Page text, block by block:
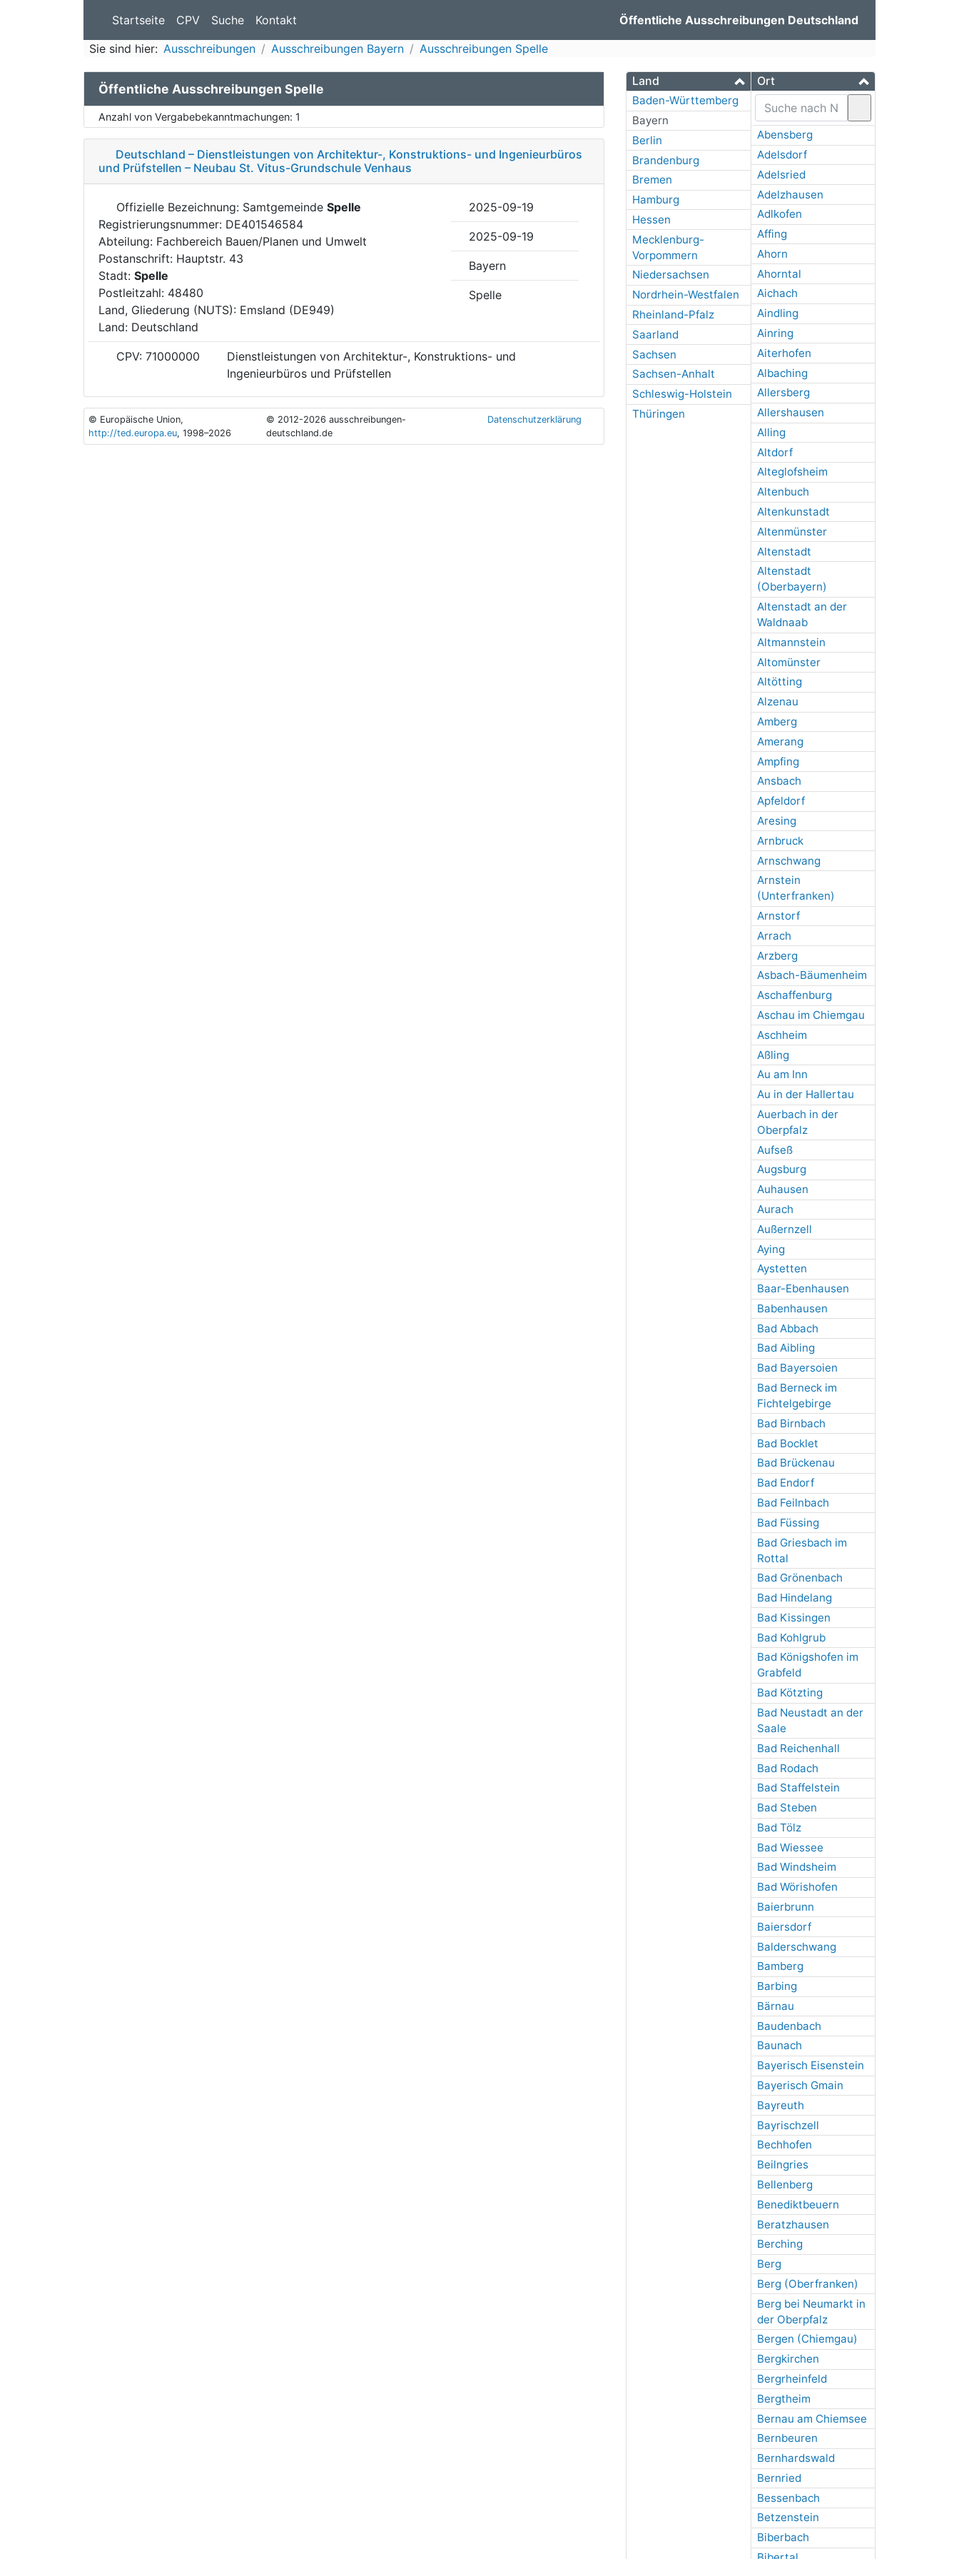
Startseite CPV Suche Kontakt Öffentliche Ausschreibungen Deutschland
Sie sind hier: Ausschreibungen Ausschreibungen Bayern Ausschreibungen Spelle
Land
Baden-Württemberg
Bayern
Berlin
Brandenburg
Bremen
Hamburg
Hessen
Mecklenburg-
Vorpommern
Niedersachsen
Nordrhein-Westfalen
Rheinland-Pfalz
Saarland
Sachsen
Sachsen-Anhalt
Schleswig-Holstein
Thüringen
Ort
Abensberg
Adelsdorf
Adelsried
Adelzhausen
Adlkofen
Affing
Ahorn
Ahorntal
Aichach
Aindling
Ainring
Aiterhofen
Albaching
Allersberg
Allershausen
Alling
Altdorf
Alteglofsheim
Altenbuch
Altenkunstadt
Altenmünster
Altenstadt
Altenstadt
(Oberbayern)
Altenstadt an der
Waldnaab
Altmannstein
Altomünster
Altötting
Alzenau
Amberg
Amerang
Ampfing
Ansbach
Apfeldorf
Aresing
Arnbruck
Arnschwang
Arnstein
(Unterfranken)
Arnstorf
Arrach
Arzberg
Asbach-Bäumenheim
Aschaffenburg
Aschau im Chiemgau
Aschheim
Aßling
Au am Inn
Au in der Hallertau
Auerbach in der
Oberpfalz
Aufseß
Augsburg
Auhausen
Aurach
Außernzell
Aying
Aystetten
Baar-Ebenhausen
Babenhausen
Bad Abbach
Bad Aibling
Bad Bayersoien
Bad Berneck im
Fichtelgebirge
Bad Birnbach
Bad Bocklet
Bad Brückenau
Bad Endorf
Bad Feilnbach
Bad Füssing
Bad Griesbach im
Rottal
Bad Grönenbach
Bad Hindelang
Bad Kissingen
Bad Kohlgrub
Bad Königshofen im
Grabfeld
Bad Kötzting
Bad Neustadt an der
Saale
Bad Reichenhall
Bad Rodach
Bad Staffelstein
Bad Steben
Bad Tölz
Bad Wiessee
Bad Windsheim
Bad Wörishofen
Baierbrunn
Baiersdorf
Balderschwang
Bamberg
Barbing
Bärnau
Baudenbach
Baunach
Bayerisch Eisenstein
Bayerisch Gmain
Bayreuth
Bayrischzell
Bechhofen
Beilngries
Bellenberg
Benediktbeuern
Beratzhausen
Berching
Berg
Berg (Oberfranken)
Berg bei Neumarkt in
der Oberpfalz
Bergen (Chiemgau)
Bergkirchen
Bergrheinfeld
Bergtheim
Bernau am Chiemsee
Bernbeuren
Bernhardswald
Bernried
Bessenbach
Betzenstein
Biberbach
Öffentliche Ausschreibungen Spelle
Anzahl von Vergabebekanntmachungen: 1
Deutschland – Dienstleistungen von Architektur-, Konstruktions- und Ingenieurbüros
und Prüfstellen – Neubau St. Vitus-Grundschule Venhaus
Offizielle Bezeichnung: Samtgemeinde Spelle
Registrierungsnummer: DE401546584
Abteilung: Fachbereich Bauen/Planen und Umwelt
Postanschrift: Hauptstr. 43
Stadt: Spelle
Postleitzahl: 48480
Land, Gliederung (NUTS): Emsland (DE949)
Land: Deutschland
2025-09-19
2025-09-19
Bayern
Spelle
CPV: 71000000
Dienstleistungen von Architektur-, Konstruktions- und
Ingenieurbüros und Prüfstellen
© Europäische Union,
http://ted.europa.eu, 1998–2026
© 2012-2026 ausschreibungen-
deutschland.de
Datenschutzerklärung